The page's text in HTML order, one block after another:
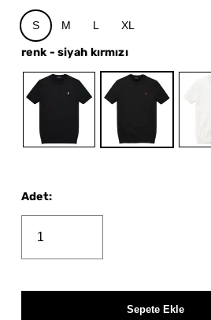
S M L XL
renk- siyah kırmızı
Adet:
Sepete Ekle